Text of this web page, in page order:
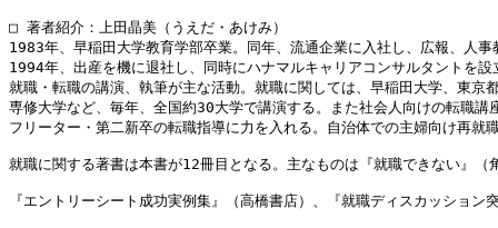
□ 著者紹介：上田晶美（うえだ・あけみ）
1983年、早稲田大学教育学部卒業。同年、流通企業に入社し、広報、人事
1994年、出産を機に退社し、同時にハナマルキャリアコンサルタントを設
就職・転職の講演、執筆が主な活動。就職に関しては、早稲田大学、東京
専修大学など、毎年、全国約30大学で講演する。また社会人向けの転職講
フリーター・第二新卒の転職指導に力を入れる。自治体での主婦向け再就
就職に関する著書は本書が12冊目となる。主なものは『就職できない』（
『エントリーシート成功実例集』（高橋書店）、『就職ディスカッション